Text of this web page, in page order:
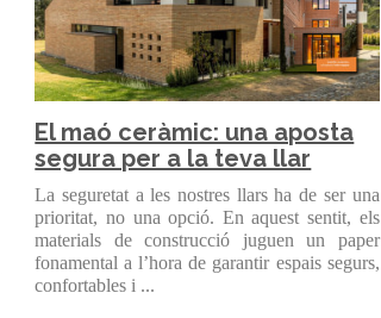
El maó ceràmic: una aposta
segura per a la teva llar
La seguretat a les nostres llars ha de ser una
prioritat, no una opció. En aquest sentit, els
materials de construcció juguen un paper
fonamental a l’hora de garantir espais segurs,
confortables i ...